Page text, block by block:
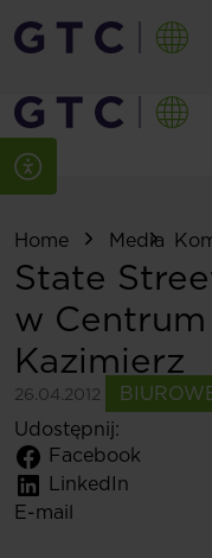
Home Media
State
w
Kazimierz
26.04.2012
Udostępnij:
Facebook
LinkedIn
E-mail